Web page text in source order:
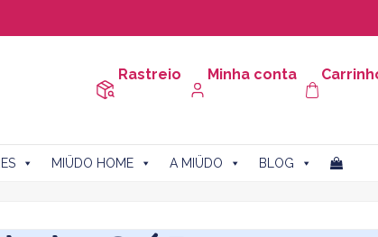
Rastreio
Minha conta
MIÜDO HOME A MIÜDO
BLOG